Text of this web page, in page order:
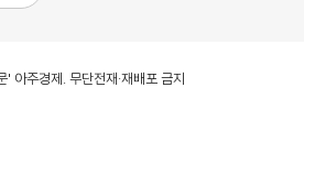
아주경제. 무단전재·재배포 금지